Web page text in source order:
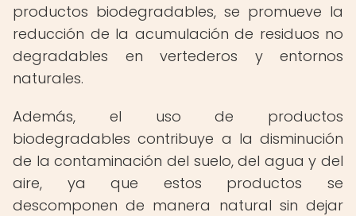
productos biodegradables, se promueve la
reducción de la acumulación de residuos no
degradables en vertederos y entornos
naturales.
Además, el uso de productos
biodegradables contribuye a la disminución
de la contaminación del suelo, del agua y del
aire, ya que estos productos se
descomponen de manera natural sin dejar